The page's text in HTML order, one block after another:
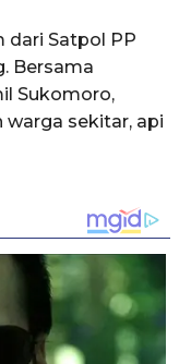
dari Satpol PP
Bersama
Sukomoro,
sekitar, api